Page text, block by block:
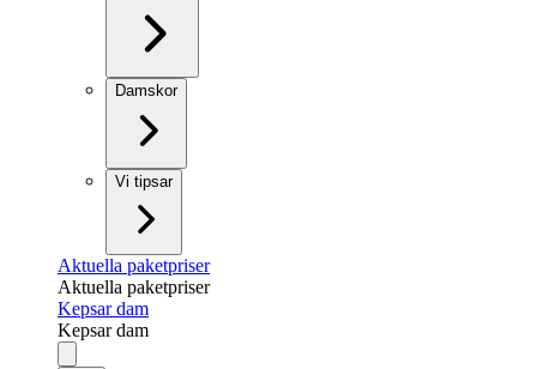
Damskor
Vi tipsar
Aktuella paketpriser
Aktuella paketpriser
Kepsar dam
Kepsar dam